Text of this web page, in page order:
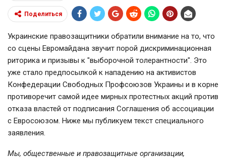
Поделиться
Украинские правозащитники обратили внимание на то, что
со сцены Евромайдана звучит порой дискриминационная
риторика и призывы к "выборочной толерантности". Это
уже стало предпосылкой к нападению на активистов
Конфедерации Свободных Профсоюзов Украины и в корне
противоречит самой идее мирных протестных акций против
отказа властей от подписания Соглашения об ассоциации
с Евросоюзом. Ниже мы публикуем текст специального
заявления.
Мы, общественные и правозащитные организации,